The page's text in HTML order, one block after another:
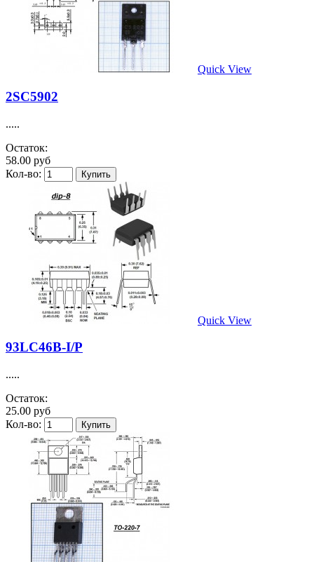
Quick View
2SC5902
.....
Остаток:
58.00 руб
Кол-во:
Quick View
93LC46B-I/P
.....
Остаток:
25.00 руб
Кол-во: